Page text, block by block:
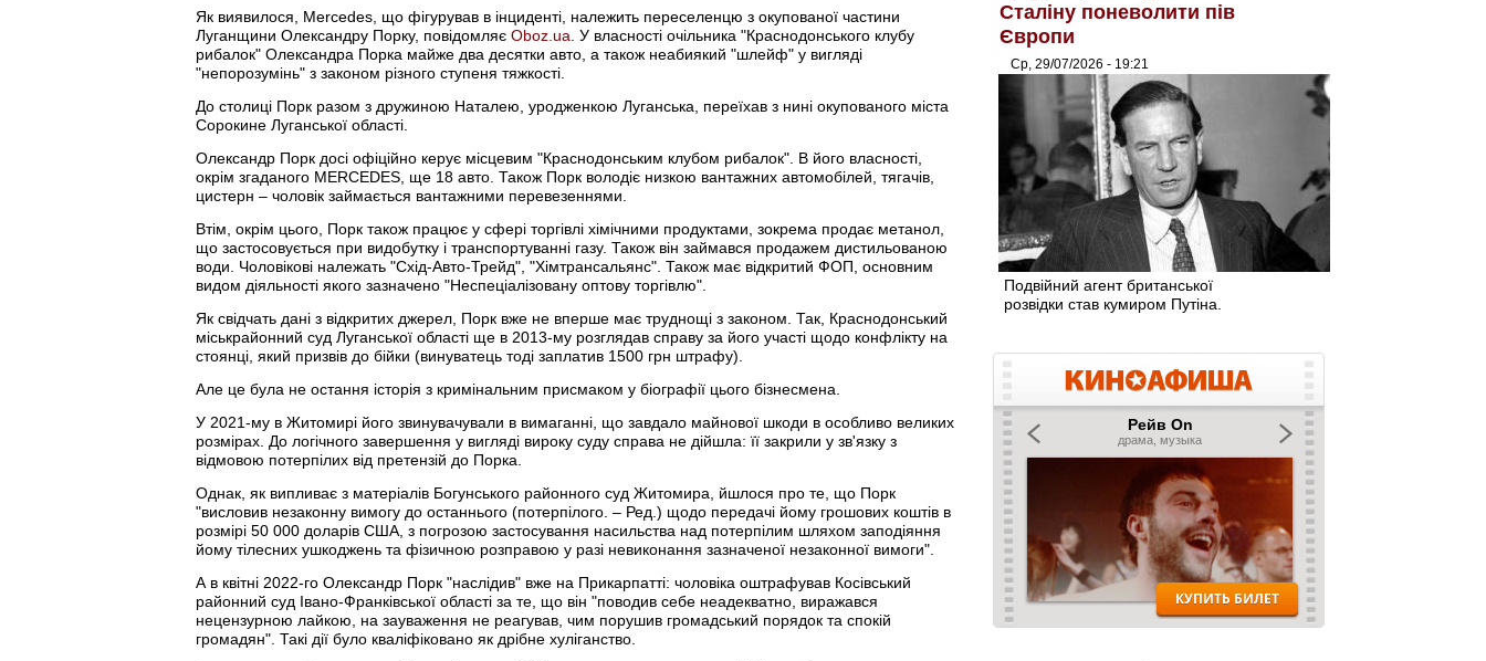
Як виявилося, Mercedes, що фігурував в інциденті, належить переселенцю з окупованої частини
Луганщини Олександру Порку, повідомляє Oboz.ua . У власності очільника "Краснодонського клубу
рибалок" Олександра Порка майже два десятки авто, а також неабиякий "шлейф" у вигляді
"непорозумінь" з законом різного ступеня тяжкості.
До столиці Порк разом з дружиною Наталею, уродженкою Луганська, переїхав з нині окупованого міста
Сорокине Луганської області.
Олександр Порк досі офіційно керує місцевим "Краснодонським клубом рибалок". В його власності,
окрім згаданого MERCEDES, ще 18 авто. Також Порк володіє низкою вантажних автомобілей, тягачів,
цистерн – чоловік займається вантажними перевезеннями.
Втім, окрім цього, Порк також працює у сфері торгівлі хімічними продуктами, зокрема продає метанол,
що застосовується при видобутку і транспортуванні газу. Також він займався продажем дистильованою
води. Чоловікові належать "Схід-Авто-Трейд", "Хімтрансальянс". Також має відкритий ФОП, основним
видом діяльності якого зазначено "Неспеціалізовану оптову торгівлю".
Як свідчать дані з відкритих джерел, Порк вже не вперше має труднощі з законом. Так, Краснодонський
міськрайонний суд Луганської області ще в 2013-му розглядав справу за його участі щодо конфлікту на
стоянці, який призвів до бійки (винуватець тоді заплатив 1500 грн штрафу).
Але це була не остання історія з кримінальним присмаком у біографії цього бізнесмена.
У 2021-му в Житомирі його звинувачували в вимаганні, що завдало майнової шкоди в особливо великих
розмірах. До логічного завершення у вигляді вироку суду справа не дійшла: її закрили у зв'язку з
відмовою потерпілих від претензій до Порка.
Однак, як випливає з матеріалів Богунського районного суд Житомира, йшлося про те, що Порк
"висловив незаконну вимогу до останнього (потерпілого. – Ред.) щодо передачі йому грошових коштів в
розмірі 50 000 доларів США, з погрозою застосування насильства над потерпілим шляхом заподіяння
йому тілесних ушкоджень та фізичною розправою у разі невиконання зазначеної незаконної вимоги".
А в квітні 2022-го Олександр Порк "наслідив" вже на Прикарпатті: чоловіка оштрафував Косівський
районний суд Івано-Франківської області за те, що він "поводив себе неадекватно, виражався
нецензурною лайкою, на зауваження не реагував, чим порушив громадський порядок та спокій
громадян". Такі дії було кваліфіковано як дрібне хуліганство.
Сталіну поневолити пів
Європи
Ср, 29/07/2026 - 19:21
Подвійний агент британської
розвідки став кумиром Путіна.